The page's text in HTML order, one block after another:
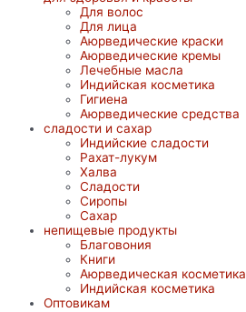
Для волос
Для лица
Аюрведические краски
Аюрведические кремы
Лечебные масла
Индийская косметика
Гигиена
Аюрведические средства
сладости и сахар
Индийские сладости
Рахат-лукум
Халва
Сладости
Сиропы
Сахар
непищевые продукты
Благовония
Книги
Аюрведическая косметика
Индийская косметика
Оптовикам